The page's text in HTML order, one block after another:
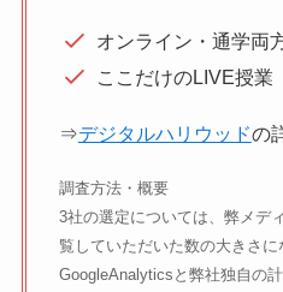
オンライン・通学両
ここだけのLIVE授業
⇒デジタルハリウッドの
調査方法・概要
3社の選定については、弊メデ
覧していただいた数の大きさに
GoogleAnalyticsと弊社独自の